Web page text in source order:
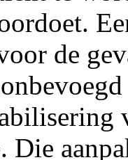
de
Die